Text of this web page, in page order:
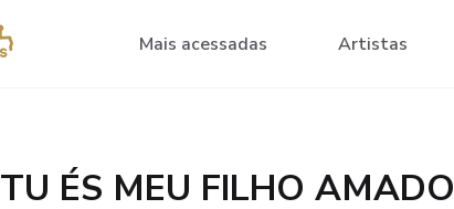
Mais acessadas Artistas
TU ÉS MEU FILHO AMADO